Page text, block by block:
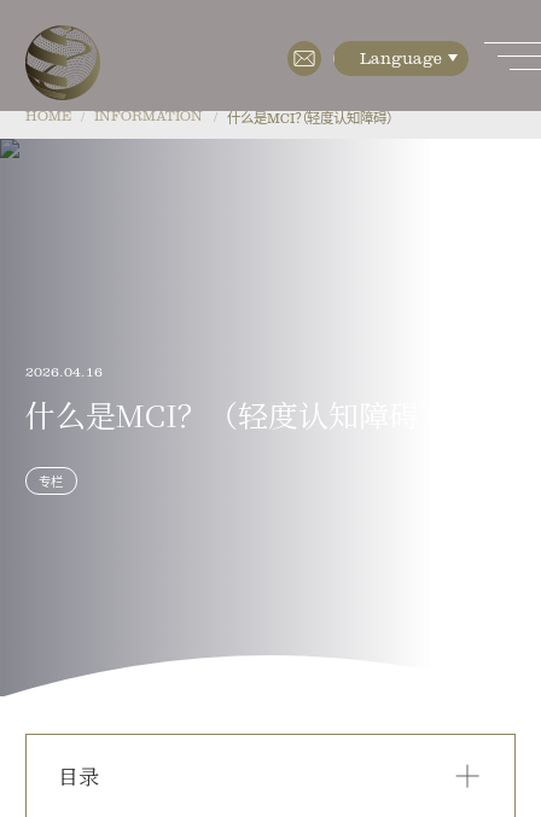
・培养设备(CPC)
・公司简介
ACCESS
HOME INFORMATION 什么是MCI？（轻度认知障碍）
2026.04.16
什么是MCI？（轻度认知障碍）
专栏
目录